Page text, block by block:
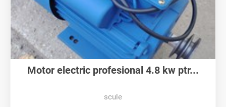
Motor electric profesional 4.8 kw ptr...
scule